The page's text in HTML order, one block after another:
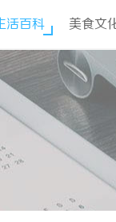
活百科 美食文